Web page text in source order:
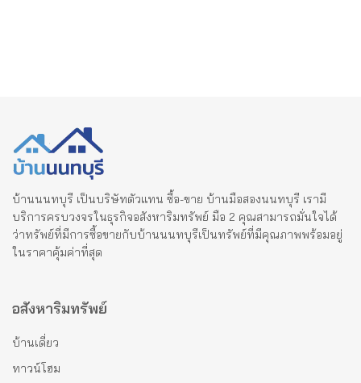
บ้านนนทบุรี เป็นบริษัทตัวแทน ซื้อ-ขาย บ้านมือสองนนทบุรี เรามี
บริการครบวงจรในธุรกิจอสังหาริมทรัพย์ มือ 2 คุณสามารถมั่นใจได้
ว่าทรัพย์ที่มีการซื้อขายกับบ้านนนทบุรีเป็นทรัพย์ที่มีคุณภาพพร้อมอยู่
ในราคาคุ้มค่าที่สุด
อสังหาริมทรัพย์
บ้านเดี่ยว
ทาวน์โฮม